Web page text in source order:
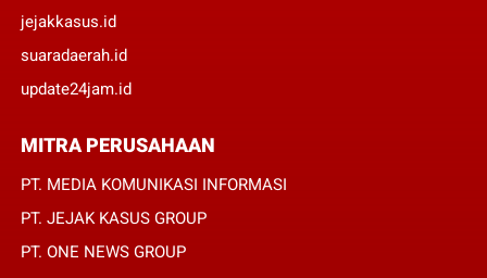
jejakkasus.id
suaradaerah.id
update24jam.id
MITRA PERUSAHAAN
PT. MEDIA KOMUNIKASI INFORMASI
PT. JEJAK KASUS GROUP
PT. ONE NEWS GROUP